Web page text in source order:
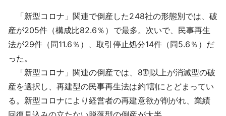
「新型コロナ」関連で倒産した248社の形態別では、破
産が205件（構成比82.6％）で最多。次いで、民事再生
法が29件（同11.6％）、取引停止処分14件（同5.6％）だ
った。
「新型コロナ」関連の倒産では、8割以上が消滅型の破
産を選択し、再建型の民事再生法は約1割にとどまってい
る。新型コロナにより経営者の再建意欲が削がれ、業績